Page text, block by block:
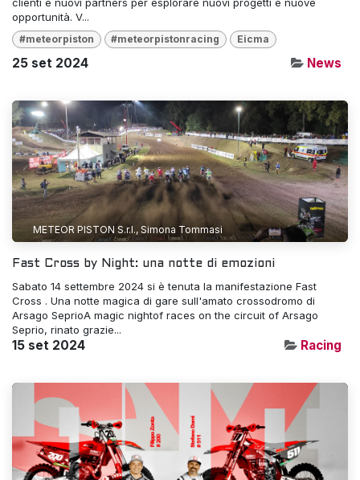
opportunità. V...
#meteorpiston #meteorpistonracing Eicma
25 set 2024 News
METEOR PISTON S.r.l., Simona Tommasi
Fast Cross by Night: una notte di emozioni
Sabato 14 settembre 2024 si è tenuta la manifestazione Fast
Cross . Una notte magica di gare sull'amato crossodromo di
Arsago SeprioA magic nightof races on the circuit of Arsago
Seprio, rinato grazie...
15 set 2024 Racing